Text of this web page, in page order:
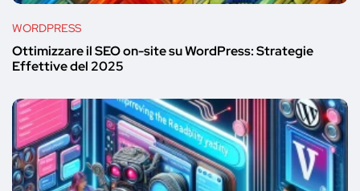
WORDPRESS
Ottimizzare il SEO on-site su WordPress: Strategie
Effettive del 2025